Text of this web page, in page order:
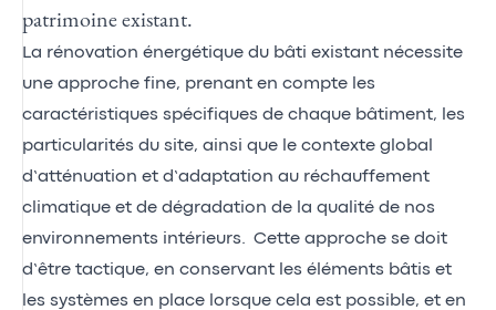
patrimoine existant.
La rénovation énergétique du bâti existant nécessite
une approche fine, prenant en compte les
caractéristiques spécifiques de chaque bâtiment, les
particularités du site, ainsi que le contexte global
d’atténuation et d’adaptation au réchauffement
climatique et de dégradation de la qualité de nos
environnements intérieurs. Cette approche se doit
d’être tactique, en conservant les éléments bâtis et
les systèmes en place lorsque cela est possible, et en